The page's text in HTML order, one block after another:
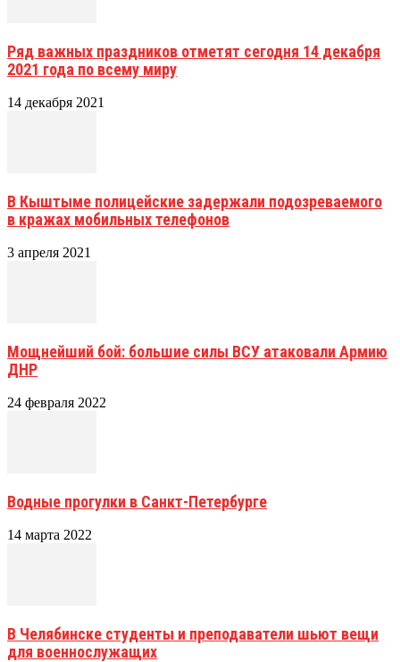
Ряд важных праздников отметят сегодня 14 декабря
2021 года по всему миру
14 декабря 2021
В Кыштыме полицейские задержали подозреваемого
в кражах мобильных телефонов
3 апреля 2021
Мощнейший бой: большие силы ВСУ атаковали Армию
ДНР
24 февраля 2022
Водные прогулки в Санкт-Петербурге
14 марта 2022
В Челябинске студенты и преподаватели шьют вещи
для военнослужащих